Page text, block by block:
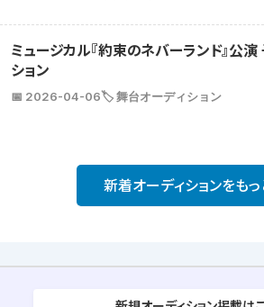
ミュージカル『約束のネバーランド』公
ション
📅 2026-04-06🏷️ 舞台オーディション
新着オーディションをもっ